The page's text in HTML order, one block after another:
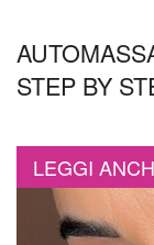
STEP BY
LEGGI